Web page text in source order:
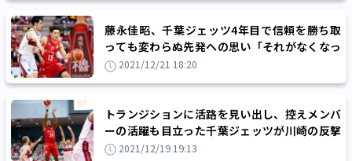
藤永佳昭、千葉ジェッツ4年目で信頼を勝ち取
っても変わらぬ先発への思い「それがなくなっ
たらここにいる意味はない」
2021/12/21 18:20
トランジションに活路を見い出し、控えメンバ
ーの活躍も目立った千葉ジェッツが川崎の反撃
をしのぎ同一カード連敗を回避
2021/12/19 19:13